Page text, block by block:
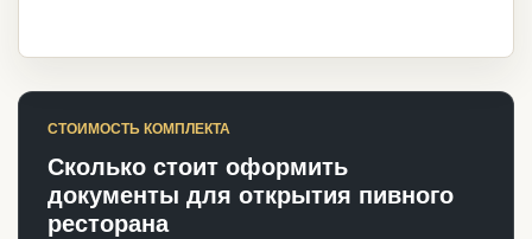
СТОИМОСТЬ КОМПЛЕКТА
Сколько стоит оформить
документы для открытия пивного
ресторана